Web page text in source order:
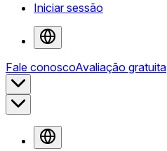
Iniciar sessão
Fale conoscoAvaliação gratuita